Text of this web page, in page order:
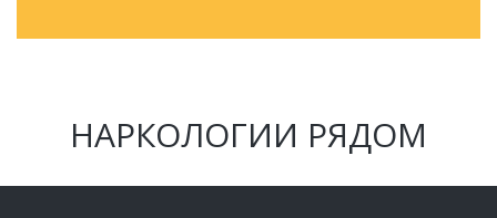
НАРКОЛОГИИ РЯДОМ